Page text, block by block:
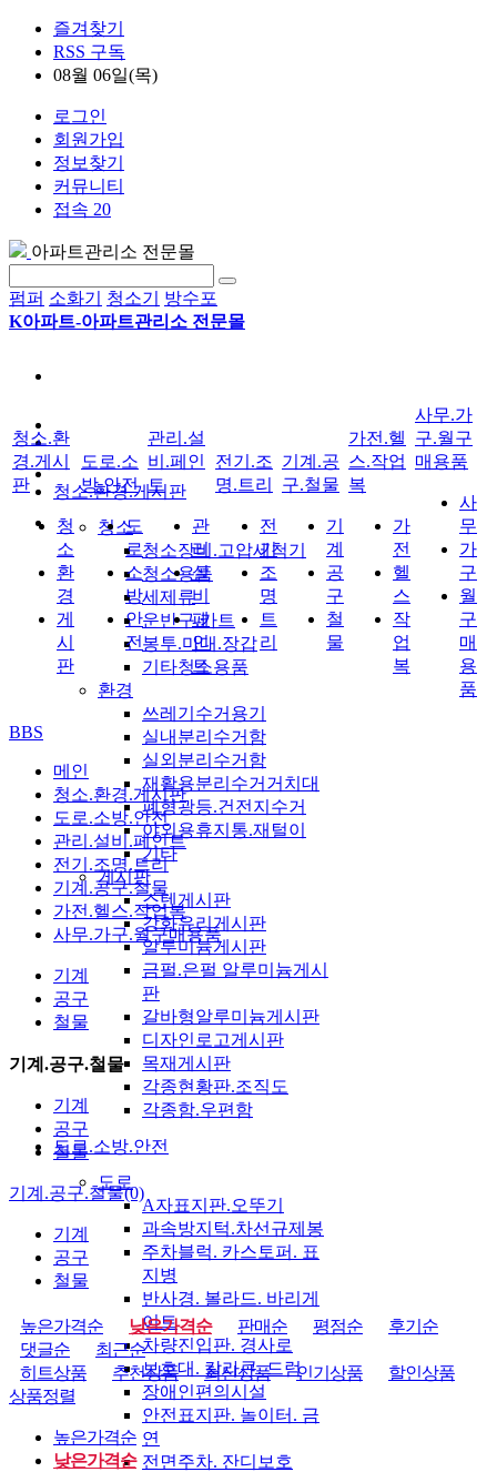
즐겨찾기
RSS 구독
08월 06일(목)
로그인
회원가입
정보찾기
커뮤니티
접속 20
아파트관리소 전문몰
펌퍼 소화기 청소기
방수포
K아파트-아파트관리소 전문몰
청소.환경.게시판
청소
청소장비.고압세척기
청소용품
세제류
운반구.카트
봉투.마대.장갑
기타청소용품
환경
쓰레기수거용기
실내분리수거함
실외분리수거함
재활용분리수거거치대
폐형광등.건전지수거
야외용휴지통.재털이
기타
게시판
스텐게시판
강화유리게시판
알루미늄게시판
금펄.은펄 알루미늄게시
판
갈바형알루미늄게시판
디자인로고게시판
목재게시판
각종현황판.조직도
각종함.우편함
도로.소방.안전
도로
A자표지판.오뚜기
과속방지턱.차선규제봉
주차블럭. 카스토퍼. 표
지병
반사경. 볼라드. 바리게
이트
차량진입판. 경사로
보호대. 칼라콘. 드럼
장애인편의시설
안전표지판. 놀이터. 금
연
전면주차. 잔디보호
청소.환
경.게시
판
청
소
환
경
게
시
판
도로.소
방.안전
도
로
소
방
안
전
관리.설
비.페인
트
관
리
설
비
페
인
트
전기.조
명.트리
전
기
조
명
트
리
기계.공
구.철물
기
계
공
구
철
물
가전.헬
스.작업
복
가
전
헬
스
작
업
복
사무.가
구.월구
매용품
사
무
가
구
월
구
매
용
품
BBS
메인
청소.환경.게시판
도로.소방.안전
관리.설비.페인트
전기.조명.트리
기계.공구.철물
가전.헬스.작업복
사무.가구.월구매용품
기계
공구
철물
기계.공구.철물
기계
공구
철물
기계.공구.철물(0)
기계
공구
철물
높은가격순 낮은가격순 판매순 평점순
후기순
댓글순
최근순
히트상품
추천상품 최신상품 인기상품
할인상품
상품정렬
높은가격순
낮은가격순